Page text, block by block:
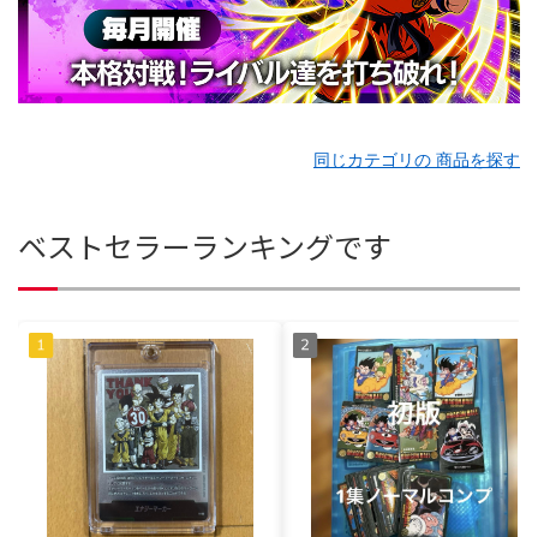
同じカテゴリの 商品を探す
ベストセラーランキングです